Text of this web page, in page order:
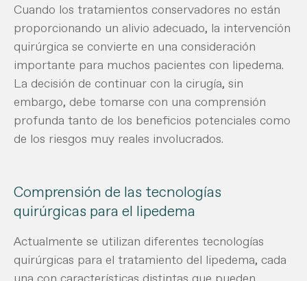
Cuando los tratamientos conservadores no están
proporcionando un alivio adecuado, la intervención
quirúrgica se convierte en una consideración
importante para muchos pacientes con lipedema.
La decisión de continuar con la cirugía, sin
embargo, debe tomarse con una comprensión
profunda tanto de los beneficios potenciales como
de los riesgos muy reales involucrados.
Comprensión de las tecnologías
quirúrgicas para el lipedema
Actualmente se utilizan diferentes tecnologías
quirúrgicas para el tratamiento del lipedema, cada